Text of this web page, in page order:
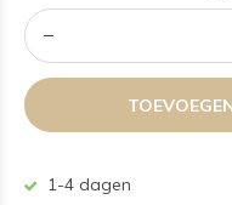
1-4 dagen